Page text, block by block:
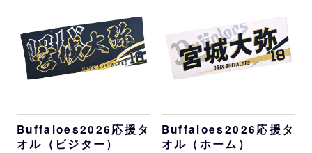
Buffaloes2026応援タ
オル（ビジター）
Buffaloes2026応援タ
オル（ホーム）